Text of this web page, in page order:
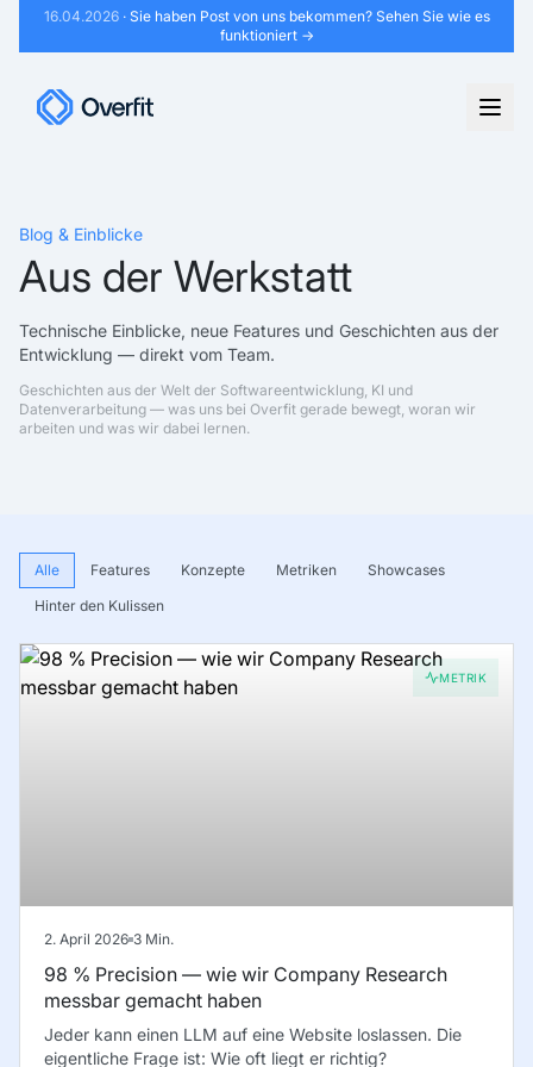
16.04.2026· Sie haben Post von uns bekommen? Sehen Sie wie es
funktioniert →
Blog & Einblicke
Aus der Werkstatt
Technische Einblicke, neue Features und Geschichten aus der
Entwicklung — direkt vom Team.
Geschichten aus der Welt der Softwareentwicklung, KI und
Datenverarbeitung — was uns bei Overfit gerade bewegt, woran wir
arbeiten und was wir dabei lernen.
Alle Features Konzepte Metriken
Showcases
Hinter den Kulissen
METRIK
2. April 2026 3 Min.
98 % Precision — wie wir Company Research
messbar gemacht haben
Jeder kann einen LLM auf eine Website loslassen. Die
eigentliche Frage ist: Wie oft liegt er richtig?